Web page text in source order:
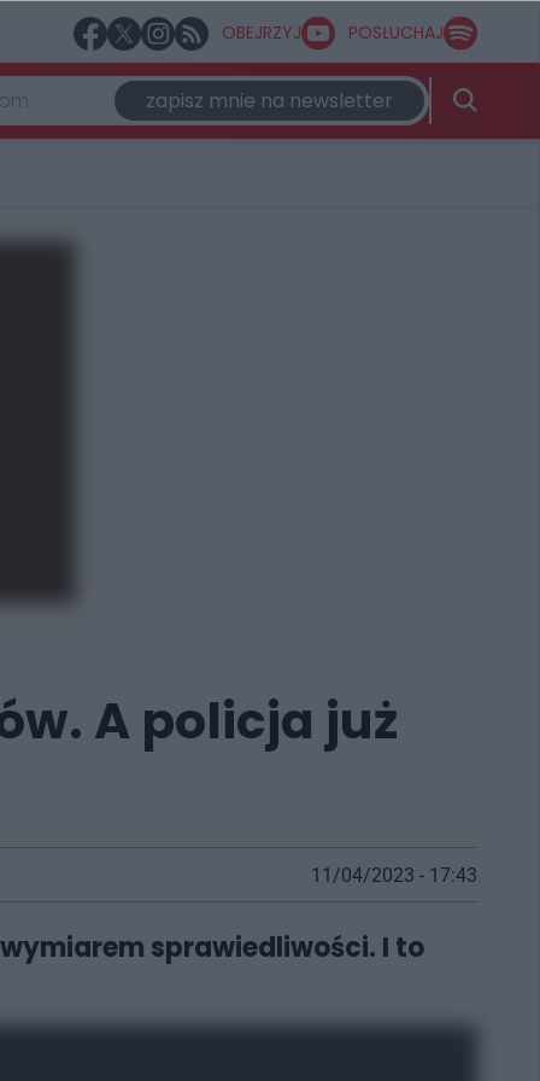
OBEJRZYJ POSŁUCHAJ
zapisz mnie na newsletter
A policja już
11/04/2023 - 17:43
sprawiedliwości. I to